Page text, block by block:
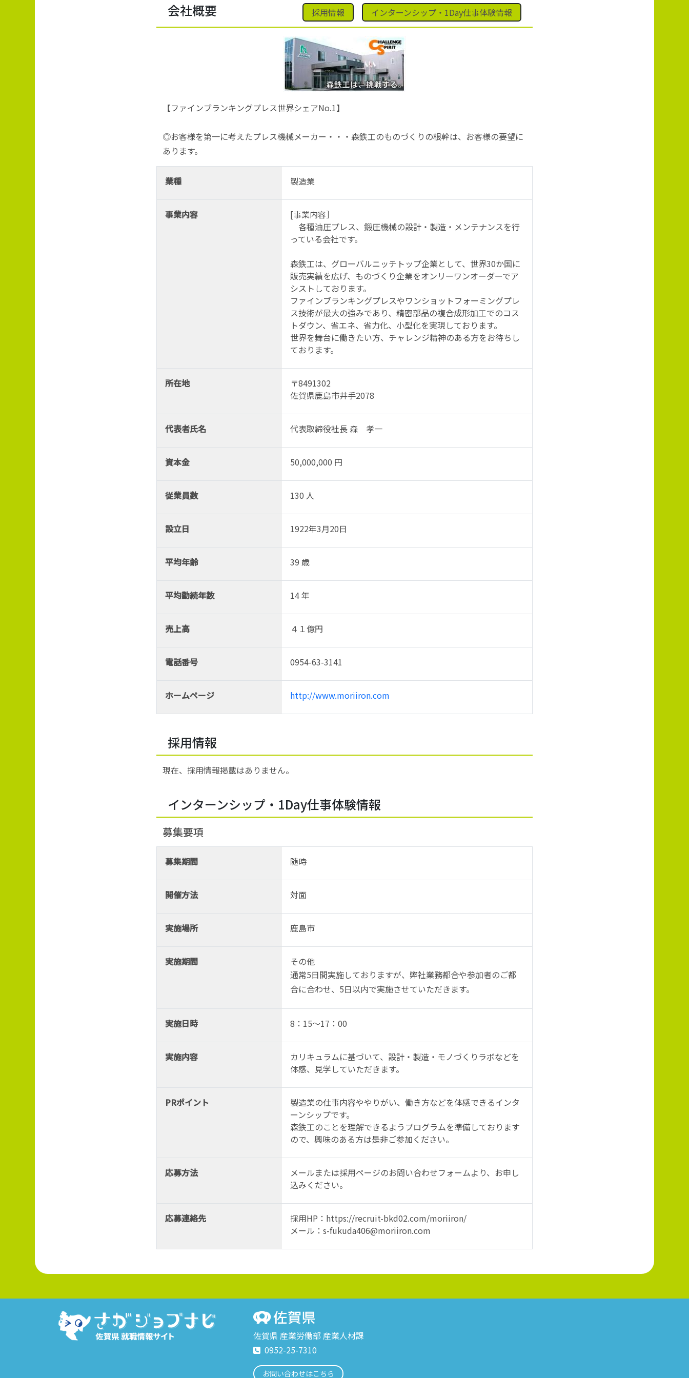
会社概要 採用情報 インターンシップ・1Day仕事体験情報
【ファインブランキングプレス世界シェアNo.1】
◎お客様を第一に考えたプレス機械メーカー・・・森鉄工のものづくりの根幹は、お客様の要望に
あります。
業種 製造業
事業内容
[事業内容］
各種油圧プレス、鍛圧機械の設計・製造・メンテナンスを行
っている会社です。
森鉄工は、グローバルニッチトップ企業として、世界30か国に
販売実績を広げ、ものづくり企業をオンリーワンオーダーでア
シストしております。
ファインブランキングプレスやワンショットフォーミングプレ
ス技術が最大の強みであり、精密部品の複合成形加工でのコス
トダウン、省エネ、省力化、小型化を実現しております。
世界を舞台に働きたい方、チャレンジ精神のある方をお待ちし
ております。
所在地
〒8491302
佐賀県鹿島市井手2078
代表者氏名 代表取締役社長 森 孝一
資本金 50,000,000 円
従業員数 130 人
設立日 1922年3月20日
平均年齢 39 歳
平均勤続年数 14 年
売上高 ４１億円
電話番号 0954-63-3141
ホームページ http://www.moriiron.com
採用情報
現在、採用情報掲載はありません。
インターンシップ・1Day仕事体験情報
募集要項
募集期間 随時
開催方法 対面
実施場所 鹿島市
実施期間
その他
通常5日間実施しておりますが、弊社業務都合や参加者のご都
合に合わせ、5日以内で実施させていただきます。
実施日時 8：15～17：00
実施内容
カリキュラムに基づいて、設計・製造・モノづくりラボなどを
体感、見学していただきます。
PRポイント
製造業の仕事内容ややりがい、働き方などを体感できるインタ
ーンシップです。
森鉄工のことを理解できるようプログラムを準備しております
ので、興味のある方は是非ご参加ください。
応募方法
メールまたは採用ページのお問い合わせフォームより、お申し
込みください。
応募連絡先
採用HP：https://recruit-bkd02.com/moriiron/
メール：s-fukuda406@moriiron.com
佐賀県 産業労働部 産業人材課
0952-25-7310
お問い合わせはこちら